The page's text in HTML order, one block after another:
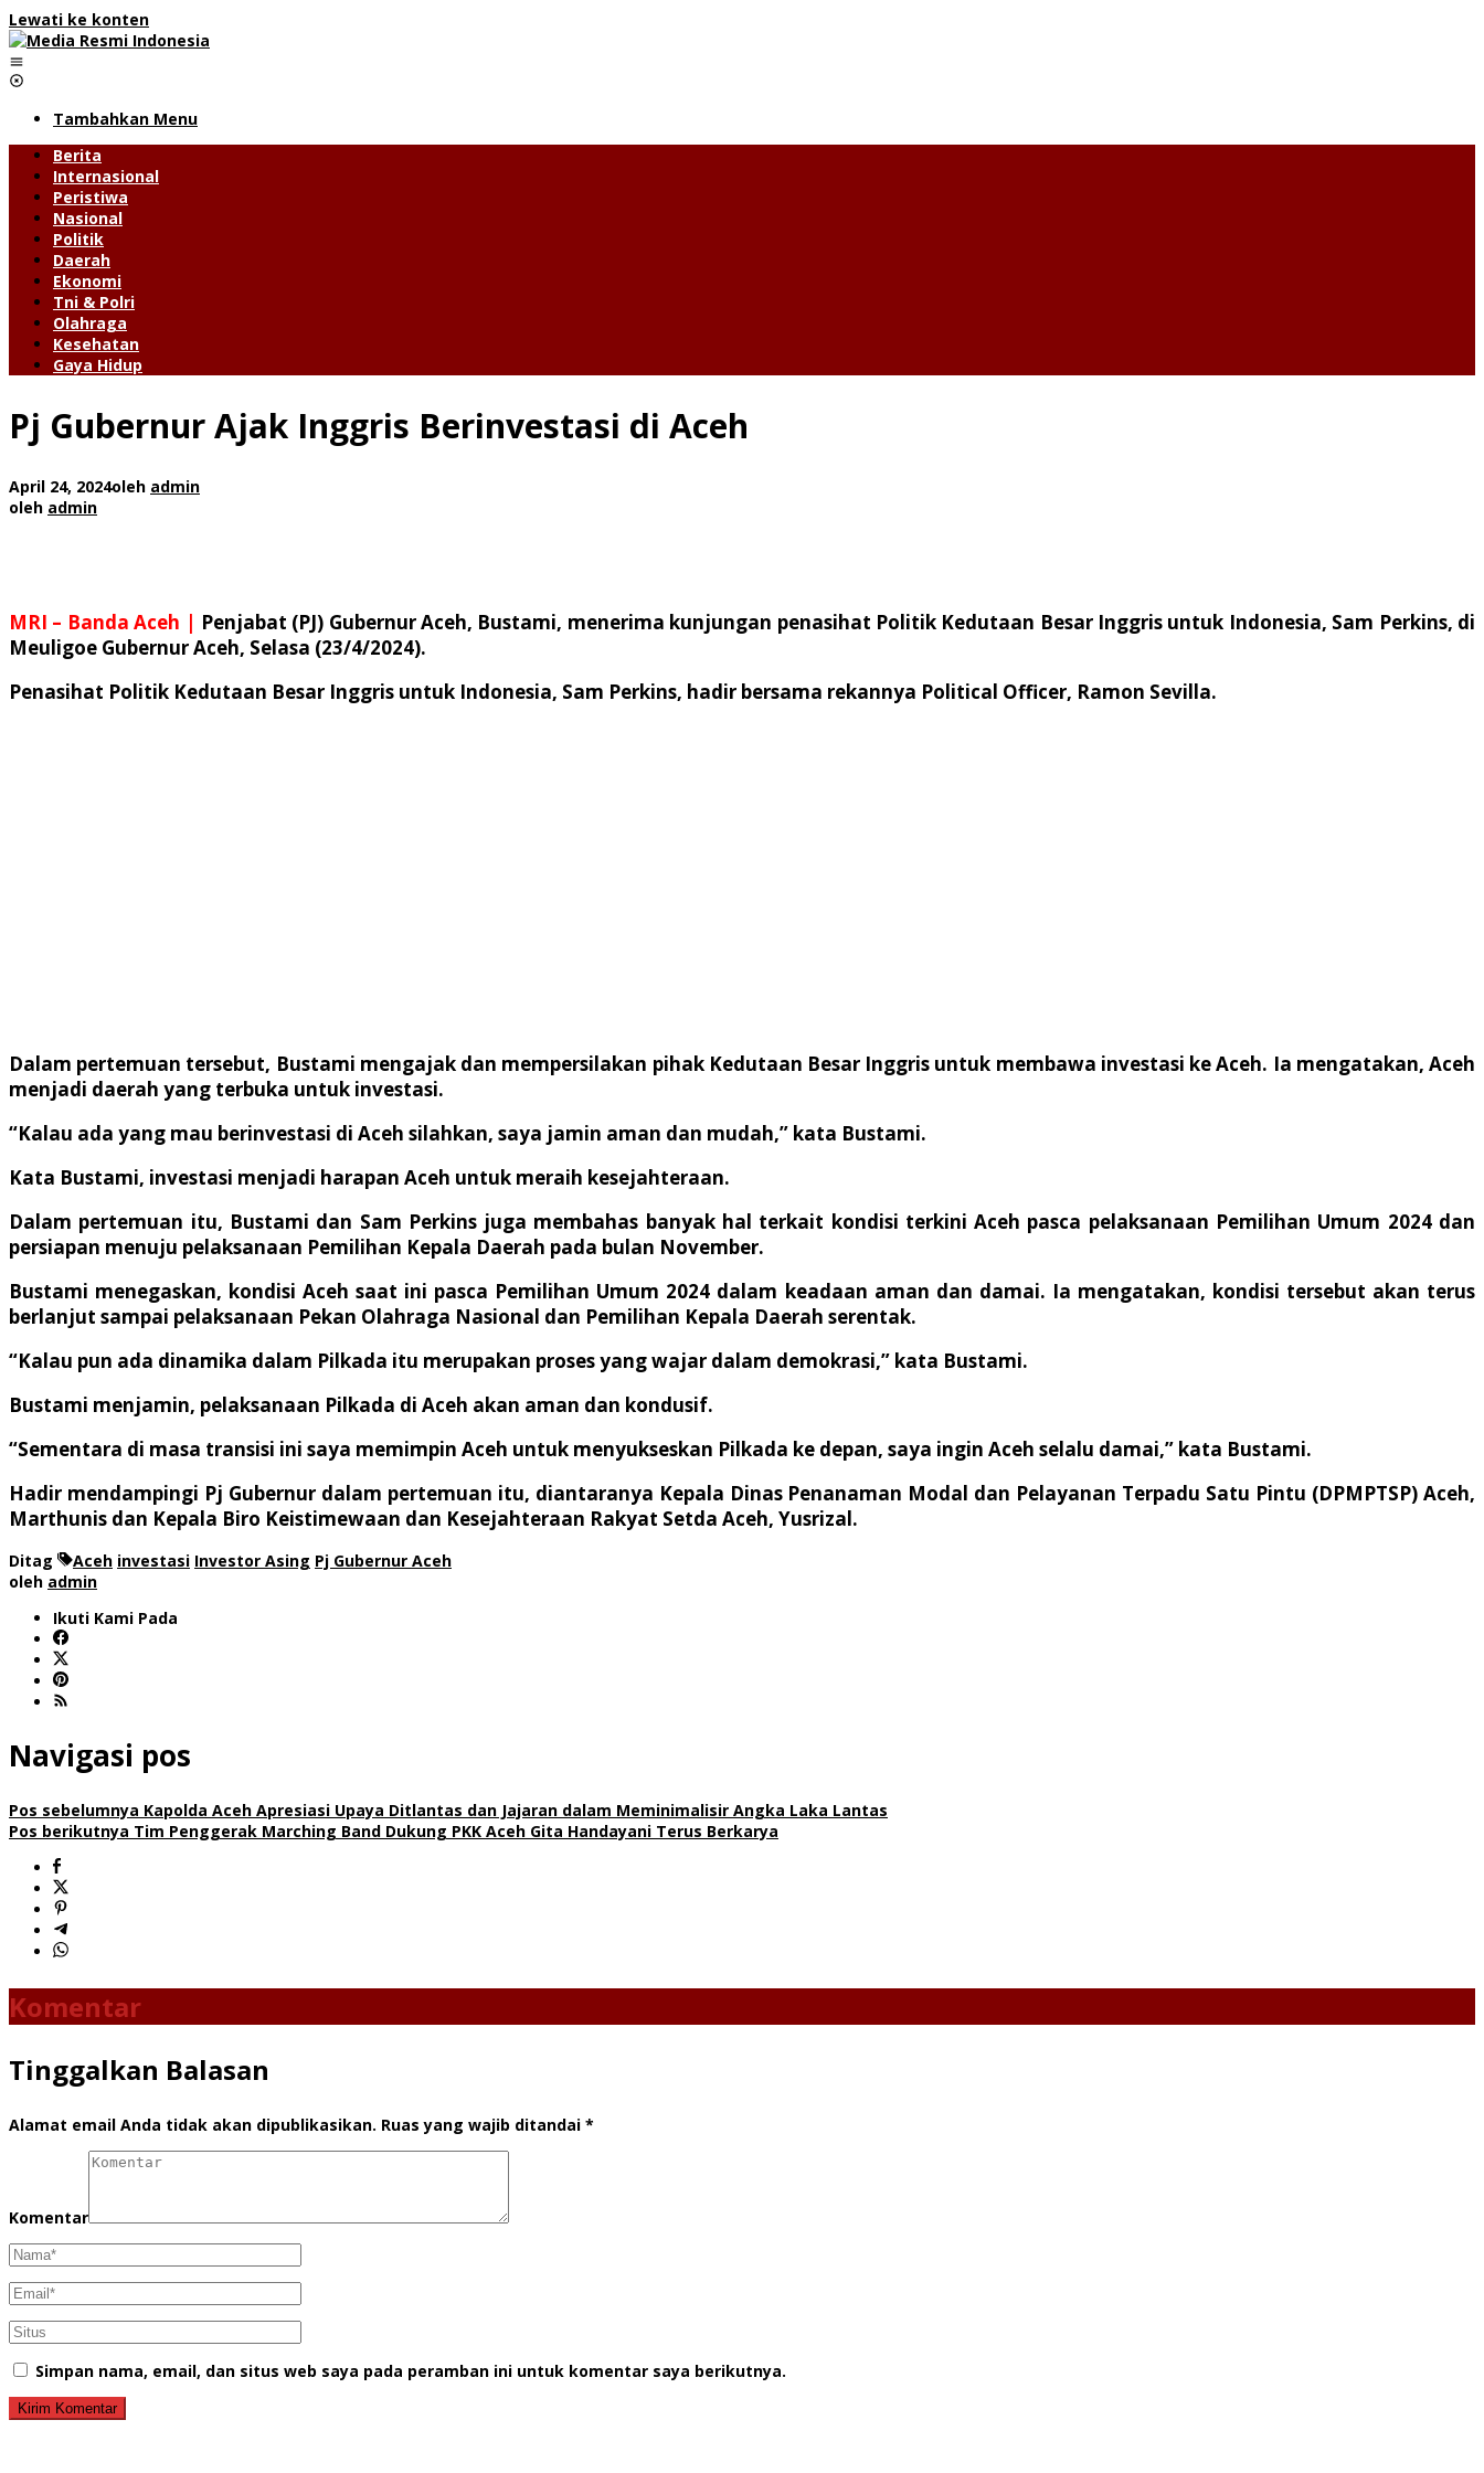
Lewati ke konten
Tambahkan Menu
Berita
Internasional
Peristiwa
Nasional
Politik
Daerah
Ekonomi
Tni & Polri
Olahraga
Kesehatan
Gaya Hidup
Pj Gubernur Ajak Inggris Berinvestasi di Aceh
April 24, 2024oleh admin
oleh admin
MRI – Banda Aceh | Penjabat (PJ) Gubernur Aceh, Bustami, menerima kunjungan penasihat Politik Kedutaan Besar Inggris untuk Indonesia, Sam Perkins, di
Meuligoe Gubernur Aceh, Selasa (23/4/2024).
Penasihat Politik Kedutaan Besar Inggris untuk Indonesia, Sam Perkins, hadir bersama rekannya Political Officer, Ramon Sevilla.
Dalam pertemuan tersebut, Bustami mengajak dan mempersilakan pihak Kedutaan Besar Inggris untuk membawa investasi ke Aceh. Ia mengatakan, Aceh
menjadi daerah yang terbuka untuk investasi.
“Kalau ada yang mau berinvestasi di Aceh silahkan, saya jamin aman dan mudah,” kata Bustami.
Kata Bustami, investasi menjadi harapan Aceh untuk meraih kesejahteraan.
Dalam pertemuan itu, Bustami dan Sam Perkins juga membahas banyak hal terkait kondisi terkini Aceh pasca pelaksanaan Pemilihan Umum 2024 dan
persiapan menuju pelaksanaan Pemilihan Kepala Daerah pada bulan November.
Bustami menegaskan, kondisi Aceh saat ini pasca Pemilihan Umum 2024 dalam keadaan aman dan damai. Ia mengatakan, kondisi tersebut akan terus
berlanjut sampai pelaksanaan Pekan Olahraga Nasional dan Pemilihan Kepala Daerah serentak.
“Kalau pun ada dinamika dalam Pilkada itu merupakan proses yang wajar dalam demokrasi,” kata Bustami.
Bustami menjamin, pelaksanaan Pilkada di Aceh akan aman dan kondusif.
“Sementara di masa transisi ini saya memimpin Aceh untuk menyukseskan Pilkada ke depan, saya ingin Aceh selalu damai,” kata Bustami.
Hadir mendampingi Pj Gubernur dalam pertemuan itu, diantaranya Kepala Dinas Penanaman Modal dan Pelayanan Terpadu Satu Pintu (DPMPTSP) Aceh,
Marthunis dan Kepala Biro Keistimewaan dan Kesejahteraan Rakyat Setda Aceh, Yusrizal.
Ditag Aceh investasi Investor Asing Pj Gubernur Aceh
oleh admin
Ikuti Kami Pada
Navigasi pos
Pos sebelumnya Kapolda Aceh Apresiasi Upaya Ditlantas dan Jajaran dalam Meminimalisir Angka Laka Lantas
Pos berikutnya Tim Penggerak Marching Band Dukung PKK Aceh Gita Handayani Terus Berkarya
Komentar
Tinggalkan Balasan
Alamat email Anda tidak akan dipublikasikan. Ruas yang wajib ditandai *
Komentar
Simpan nama, email, dan situs web saya pada peramban ini untuk komentar saya berikutnya.